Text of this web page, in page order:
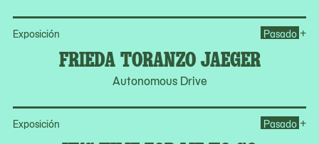
Exposición
FRIEDA TORANZO JAEGER
Autonomous Drive
Pasado +
Exposición Pasado +